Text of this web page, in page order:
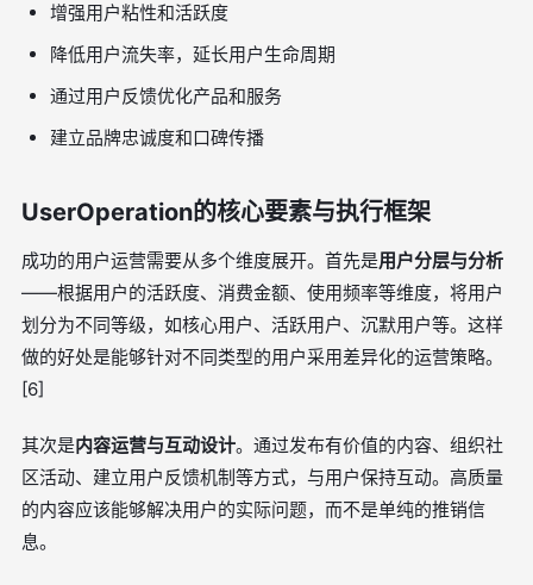
增强用户粘性和活跃度
降低用户流失率，延长用户生命周期
通过用户反馈优化产品和服务
建立品牌忠诚度和口碑传播
UserOperation的核心要素与执行框架
成功的用户运营需要从多个维度展开。首先是用户分层与分析
——根据用户的活跃度、消费金额、使用频率等维度，将用户
划分为不同等级，如核心用户、活跃用户、沉默用户等。这样
做的好处是能够针对不同类型的用户采用差异化的运营策略。
[6]
其次是内容运营与互动设计。通过发布有价值的内容、组织社
区活动、建立用户反馈机制等方式，与用户保持互动。高质量
的内容应该能够解决用户的实际问题，而不是单纯的推销信
息。